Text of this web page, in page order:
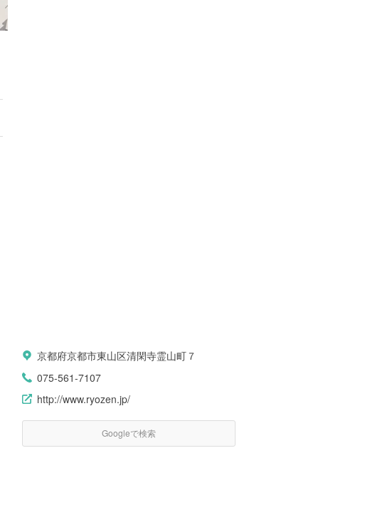
京都府京都市東山区清閑寺霊山町７
075-561-7107
http://www.ryozen.jp/
Googleで検索